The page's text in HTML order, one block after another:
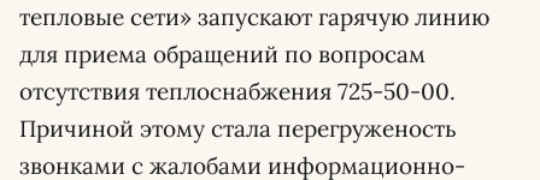
тепловые сети» запускают гарячую линию
для приема обращений по вопросам
отсутствия теплоснабжения 725-50-00.
Причиной этому стала перегруженость
звонками с жалобами информационно-